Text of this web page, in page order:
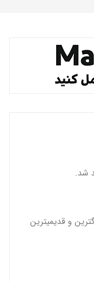
شد.
و قدیمیترین